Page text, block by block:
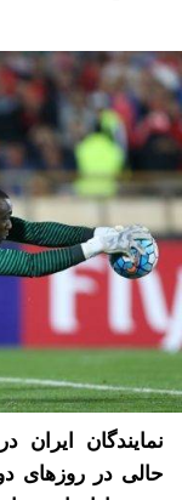
نمایندگان ایران
حالی در روزهای